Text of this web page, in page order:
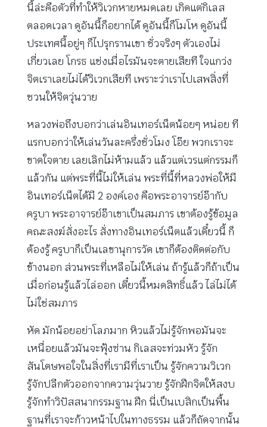
นี้ล่ะคือตัวที่ทำให้วิเวกหายหมดเลย เกิดแต่กิเลส
ตลอดเวลา ดูอันนี้ก็อยากได้ ดูอันนี้ก็โมโห ดูอันนี้
ประเทศนี้อยู่ๆ ก็ไปรุกรานเขา ชั่วจริงๆ ตัวเองไม่
เกี่ยวเลย โกรธ แช่งเมื่อไรมันจะตายเสียที ใจแกว่ง
จิตเราเลยไม่ได้วิเวกเสียที เพราะว่าเราไปเสพสิ่งที่
ชวนให้จิตวุ่นวาย
หลวงพ่อถึงบอกว่าเล่นอินเทอร์เน็ตน้อยๆ หน่อย ที
แรกบอกว่าให้เล่นวันละครึ่งชั่วโมง โอ๊ย พวกเราจะ
ขาดใจตาย เลยเลิกไม่ห้ามแล้ว แล้วแต่เวรแต่กรรมก็
แล้วกัน แต่พระที่นี้ไม่ให้เล่น พระที่นี้ที่หลวงพ่อให้มี
อินเทอร์เน็ตได้มี 2 องค์เอง คือพระอาจารย์อ๊ากับ
ครูบา พระอาจารย์อ๊าเขาเป็นสมภาร เขาต้องรู้ข้อมูล
คณะสงฆ์สั่งอะไร สั่งทางอินเทอร์เน็ตแล้วเดี๋ยวนี้ ก็
ต้องรู้ ครูบาก็เป็นเลขานุการวัด เขาก็ต้องติดต่อกับ
ข้างนอก ส่วนพระที่เหลือไม่ให้เล่น ถ้ารู้แล้วก็ถ้าเป็น
เมื่อก่อนรู้แล้วไล่ออก เดี๋ยวนี้หมดสิทธิ์แล้ว ไล่ไม่ได้
ไม่ใช่สมภาร
หัด มักน้อยอย่าโลภมาก หิวแล้วไม่รู้จักพอมันจะ
เหนื่อยแล้วมันจะฟุ้งซ่าน กิเลสจะท่วมหัว รู้จัก
สันโดษพอใจในสิ่งที่เรามีที่เราเป็น รู้จักความวิเวก
รู้จักปลีกตัวออกจากความวุ่นวาย รู้จักฝึกจิตให้สงบ
รู้จักทำวิปัสสนากรรมฐาน ฝึก นี่เป็นเบสิกเป็นพื้น
ฐานที่เราจะก้าวหน้าไปในทางธรรม แล้วก็ถัดจากนั้น